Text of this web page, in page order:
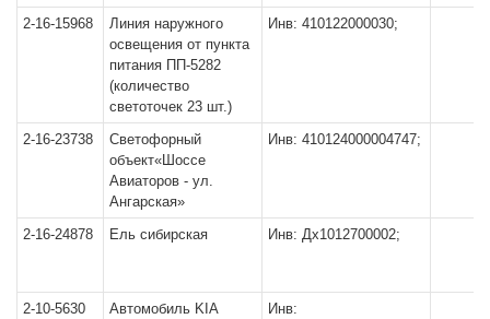
2-16-15968
Линия наружного
освещения от пункта
питания ПП-5282
(количество
светоточек 23 шт.)
Инв: 410122000030;
2-16-23738
Светофорный
объект«Шоссе
Авиаторов - ул.
Ангарская»
Инв: 410124000004747;
2-16-24878 Ель сибирская Инв: Дх1012700002;
2-10-5630
Автомобиль KIA
Инв: